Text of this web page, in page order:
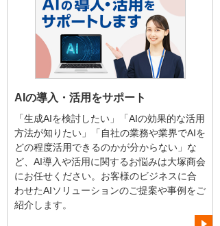
AIの導入・活用をサポート
「生成AIを検討したい」「AIの効果的な活用
方法が知りたい」「自社の業務や業界でAIを
どの程度活用できるのかが分からない」な
ど、AI導入や活用に関するお悩みは大塚商会
にお任せください。お客様のビジネスに合
わせたAIソリューションのご提案や事例をご
紹介します。